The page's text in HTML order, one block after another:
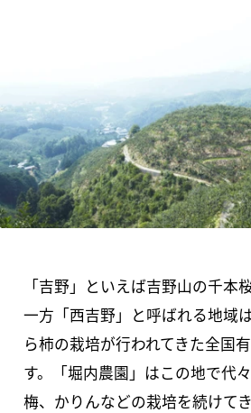
「吉野」といえば吉野山の千本
一方「西吉野」と呼ばれる地域
ら柿の栽培が行われてきた全国
す。「堀内農園」はこの地で代
梅、かりんなどの栽培を続けて